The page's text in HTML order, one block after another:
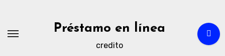
contenido
Préstamo en línea
credito